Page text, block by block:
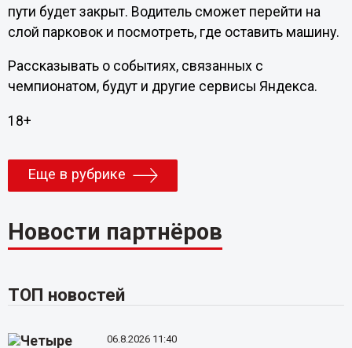
пути будет закрыт. Водитель сможет перейти на
слой парковок и посмотреть, где оставить машину.
Рассказывать о событиях, связанных с
чемпионатом, будут и другие сервисы Яндекса.
18+
Еще в рубрике
Новости партнёров
ТОП новостей
06.8.2026 11:40